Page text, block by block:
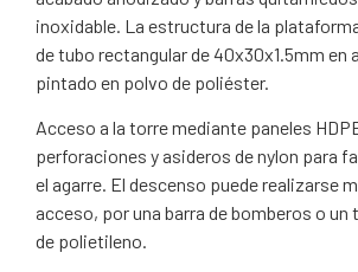
inoxidable. La estructura de la
de tubo rectangular de 40x30x1.5mm en
pintado en polvo de poliéster.
Acceso a la torre mediante paneles
perforaciones y asideros de nylon para
el agarre. El descenso puede realizarse
acceso, por una barra de bomberos o
de polietileno.